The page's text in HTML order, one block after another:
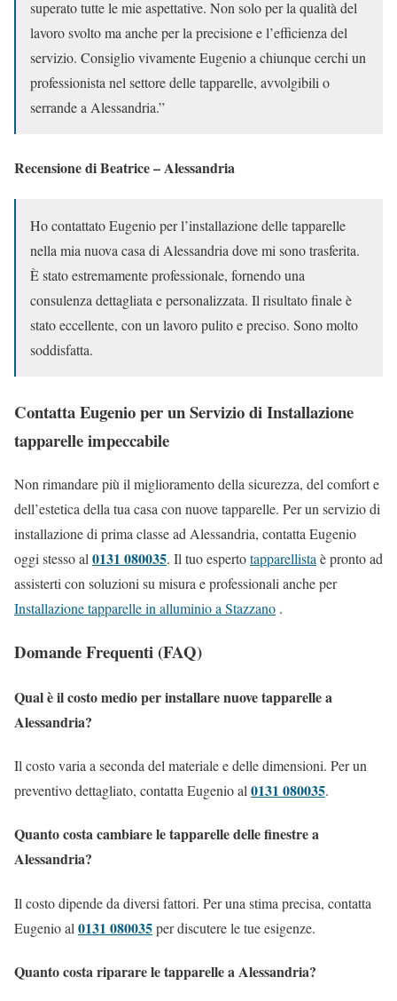
superato tutte le mie aspettative. Non solo per la qualità del
lavoro svolto ma anche per la precisione e l’efficienza del
servizio. Consiglio vivamente Eugenio a chiunque cerchi un
professionista nel settore delle tapparelle, avvolgibili o
serrande a Alessandria.”
Recensione di Beatrice – Alessandria
Ho contattato Eugenio per l’installazione delle tapparelle
nella mia nuova casa di Alessandria dove mi sono trasferita.
È stato estremamente professionale, fornendo una
consulenza dettagliata e personalizzata. Il risultato finale è
stato eccellente, con un lavoro pulito e preciso. Sono molto
soddisfatta.
Contatta Eugenio per un Servizio di Installazione
tapparelle impeccabile
Non rimandare più il miglioramento della sicurezza, del comfort e
dell’estetica della tua casa con nuove tapparelle. Per un servizio di
installazione di prima classe ad Alessandria, contatta Eugenio
oggi stesso al 0131 080035. Il tuo espertotapparellista è pronto ad
assisterti con soluzioni su misura e professionali anche per
Installazione tapparelle in alluminio a Stazzano .
Domande Frequenti (FAQ)
Qual è il costo medio per installare nuove tapparelle a
Alessandria?
Il costo varia a seconda del materiale e delle dimensioni. Per un
preventivo dettagliato, contatta Eugenio al 0131 080035.
Quanto costa cambiare le tapparelle delle finestre a
Alessandria?
Il costo dipende da diversi fattori. Per una stima precisa, contatta
Eugenio al 0131 080035per discutere le tue esigenze.
Quanto costa riparare le tapparelle a Alessandria?